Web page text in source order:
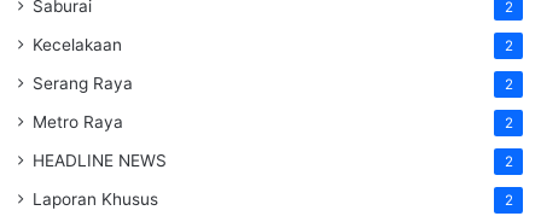
Saburai 2
Kecelakaan 2
Serang Raya 2
Metro Raya 2
HEADLINE NEWS 2
Laporan Khusus 2